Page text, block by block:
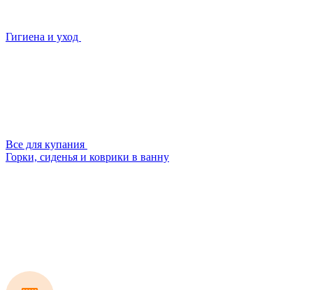
Гигиена и уход
Все для купания
Горки, сиденья и коврики в ванну